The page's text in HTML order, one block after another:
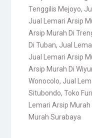
Tenggilis Mejoyo,
Jual Lemari Arsip
Arsip Murah Di
Di Tuban, Jual
Jual Lemari Arsip
Arsip Murah Di
Wonocolo, Jual
Situbondo, Toko
Lemari Arsip
Murah Surabaya